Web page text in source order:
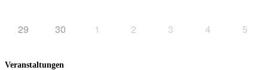
29 30 1 2 3 4 5
Veranstaltungen